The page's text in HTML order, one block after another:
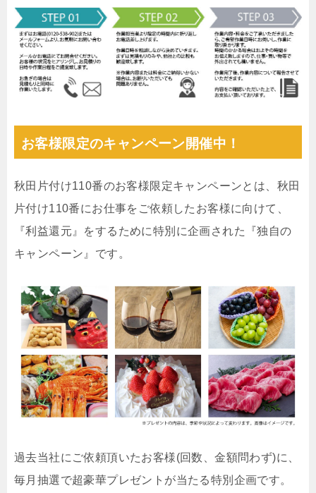
お客様限定のキャンペーン開催中！
秋田片付け110番のお客様限定キャンペーンとは、秋田
片付け110番にお仕事をご依頼したお客様に向けて、
『利益還元』をするために特別に企画された『独自の
キャンペーン』です。
過去当社にご依頼頂いたお客様(回数、金額問わず)に、
毎月抽選で超豪華プレゼントが当たる特別企画です。